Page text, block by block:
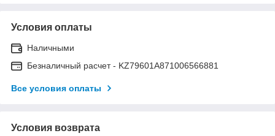
Условия оплаты
Наличными
Безналичный расчет - KZ79601A871006566881
Все условия оплаты
Условия возврата